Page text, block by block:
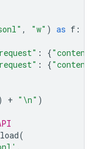
, "w" ) as f :
: {
: {
+ " \n" )
(